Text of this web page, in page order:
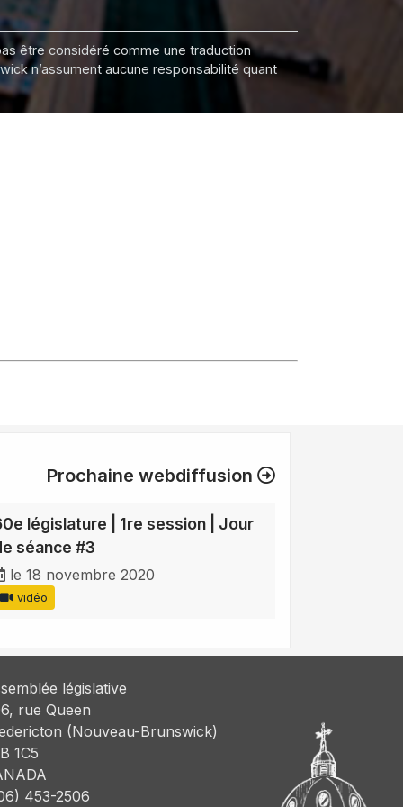
être considéré comme une traduction
n’assument aucune responsabilité quant
Prochaine webdiffusion
législature | 1re session | Jour
séance #3
le 18 novembre 2020
vidéo
législative
rue Queen
(Nouveau-Brunswick)
1C5
453-2506